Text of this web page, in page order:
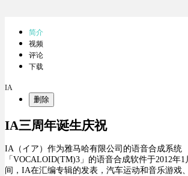
简介
视频
评论
下载
IA
删除
IA三周年诞生庆祝
IA（イア）作为雅马哈有限公司 的语音合成系统
「VOCALOID(TM)3」 的语音合成软件于2012年1
间， IA在汇编专辑的发表 ，汽车运动和音乐游戏